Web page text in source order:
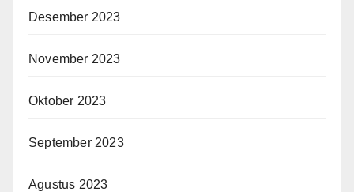
Desember 2023
November 2023
Oktober 2023
September 2023
Agustus 2023